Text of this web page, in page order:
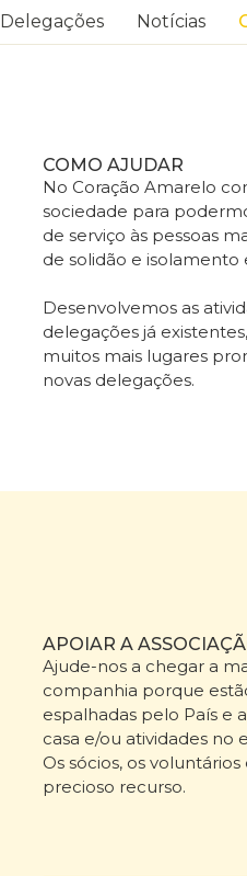
Delegações Notícias
COMO AJUDAR
No Coração Amarelo
sociedade para
de serviço às pessoas
de solidão e
Desenvolvemos as
delegações já
muitos mais lugares
novas delegações.
APOIAR A
Ajude-nos a chegar a
companhia porque
espalhadas pelo País e
casa e/ou atividades no
Os sócios, os
precioso recurso.